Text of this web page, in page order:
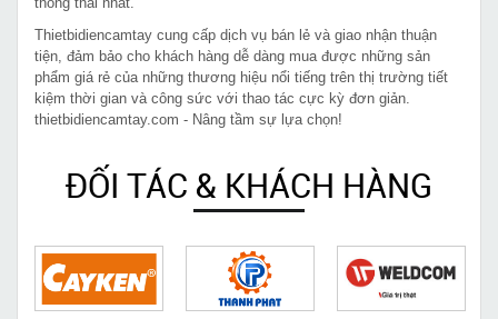
Thietbidiencamtay cung cấp dịch vụ bán lẻ và giao nhận thuận
tiện, đảm bảo cho khách hàng dễ dàng mua được những sản
phẩm giá rẻ của những thương hiệu nổi tiếng trên thị trường tiết
kiệm thời gian và công sức với thao tác cực kỳ đơn giản.
thietbidiencamtay.com - Nâng tầm sự lựa chọn!
ĐỐI TÁC & KHÁCH HÀNG